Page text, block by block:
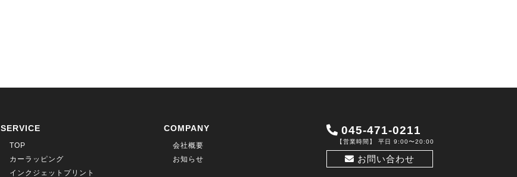
SERVICE
TOP
カーラッピング
インクジェットプリント
COMPANY
会社概要
お知らせ
045-471-0211
【営業時間】 平日 9:00〜20:00
お問い合わせ